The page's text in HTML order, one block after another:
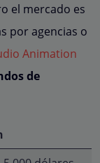
el mercado es
por agencias o
Animation
de